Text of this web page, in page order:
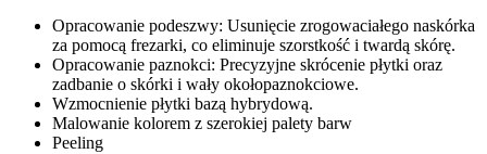
Opracowanie podeszwy: Usunięcie zrogowaciałego naskórka
za pomocą frezarki, co eliminuje szorstkość i twardą skórę.
Opracowanie paznokci: Precyzyjne skrócenie płytki oraz
zadbanie o skórki i wały okołopaznokciowe.
Wzmocnienie płytki bazą hybrydową.
Malowanie kolorem z szerokiej palety barw
Peeling